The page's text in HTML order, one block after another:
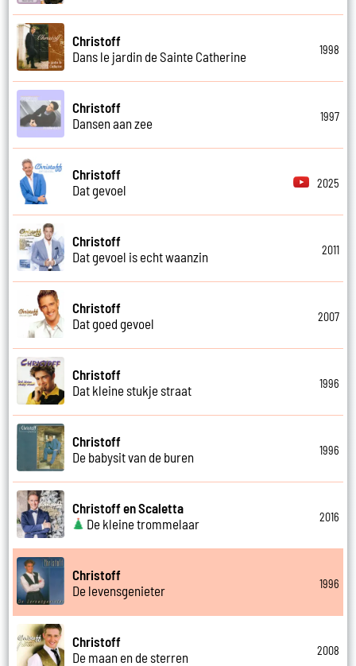
Christoff
Dans le jardin de Sainte Catherine
1998
Christoff
Dansen aan zee
1997
Christoff
Dat gevoel
2025
Christoff
Dat gevoel is echt waanzin
2011
Christoff
Dat goed gevoel
2007
Christoff
Dat kleine stukje straat
1996
Christoff
De babysit van de buren
1996
Christoff en Scaletta
De kleine trommelaar
2016
Christoff
De levensgenieter
1996
Christoff
De maan en de sterren
2008